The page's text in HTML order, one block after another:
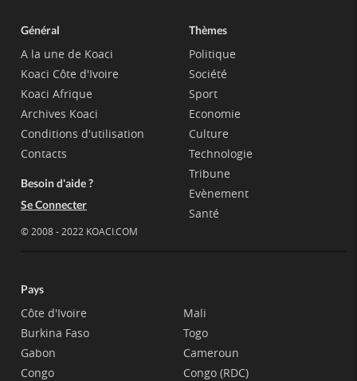
Général
A la une de Koaci
Koaci Côte d'Ivoire
Koaci Afrique
Archives Koaci
Conditions d'utilisation
Contacts
Besoin d'aide ?
Se Connecter
© 2008 - 2022 KOACI.COM
Thèmes
Politique
Société
Sport
Economie
Culture
Technologie
Tribune
Evènement
Santé
Pays
Côte d'Ivoire
Burkina Faso
Gabon
Congo
Mali
Togo
Cameroun
Congo (RDC)